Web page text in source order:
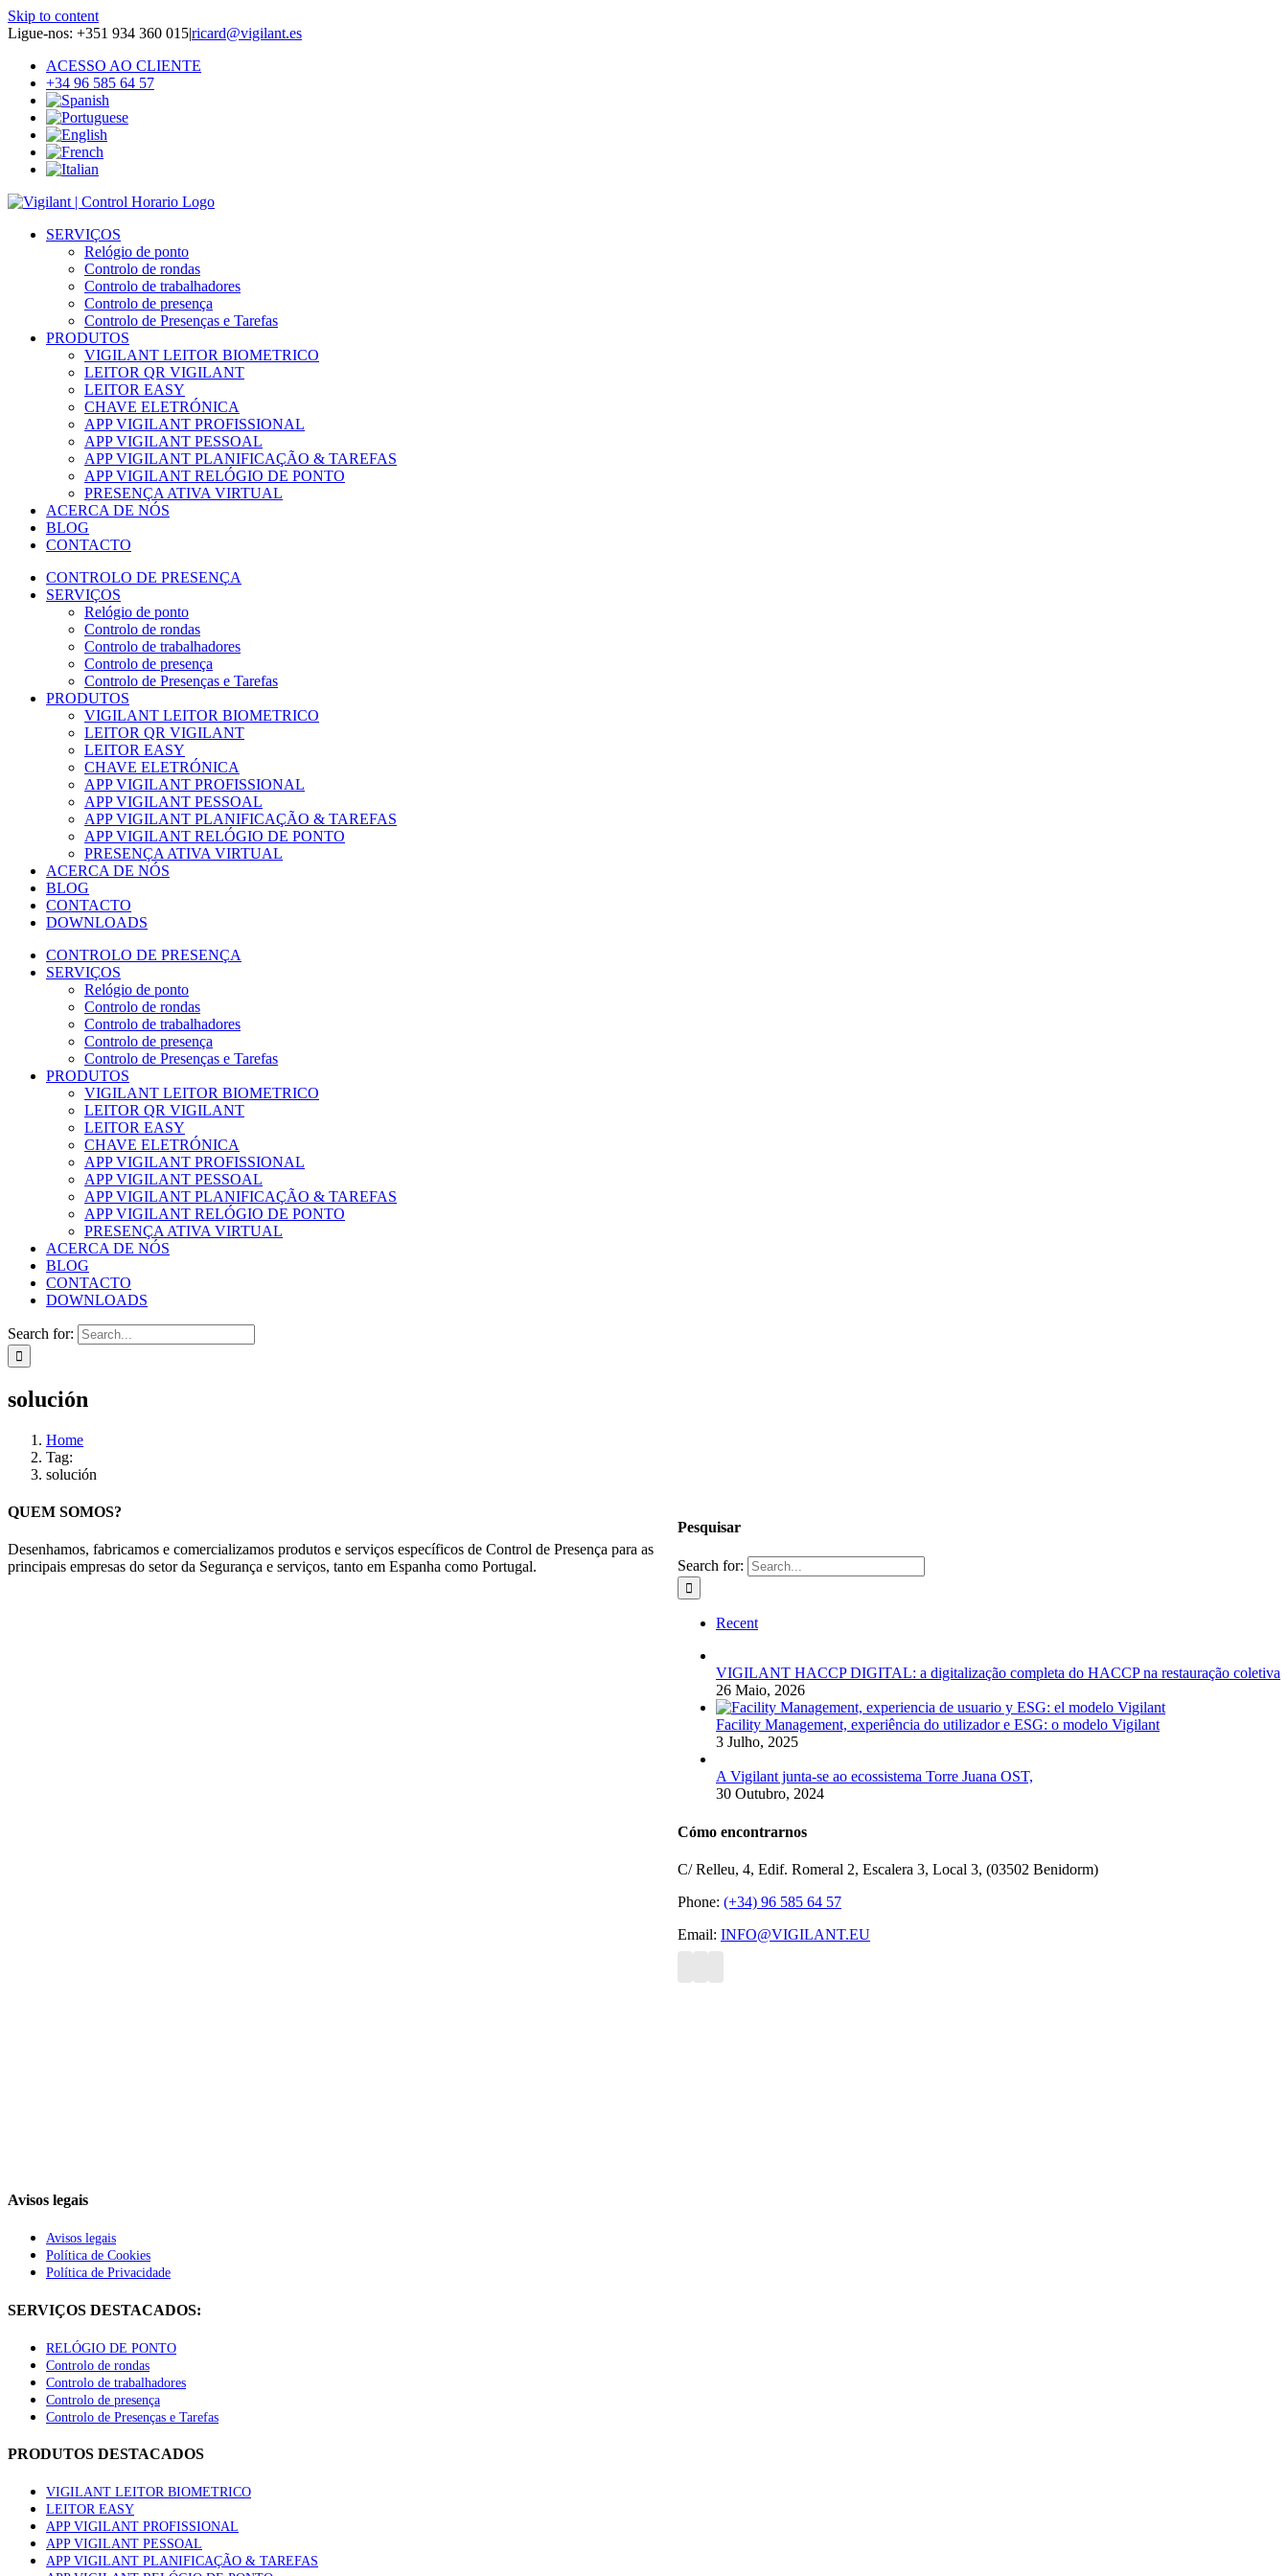
Skip to content
Ligue-nos: +351 934 360 015|ricard@vigilant.es
ACESSO AO CLIENTE
+34 96 585 64 57
SERVIÇOS
Relógio de ponto
Controlo de rondas
Controlo de trabalhadores
Controlo de presença
Controlo de Presenças e Tarefas
PRODUTOS
VIGILANT LEITOR BIOMETRICO
LEITOR QR VIGILANT
LEITOR EASY
CHAVE ELETRÓNICA
APP VIGILANT PROFISSIONAL
APP VIGILANT PESSOAL
APP VIGILANT PLANIFICAÇÃO & TAREFAS
APP VIGILANT RELÓGIO DE PONTO
PRESENÇA ATIVA VIRTUAL
ACERCA DE NÓS
BLOG
CONTACTO
CONTROLO DE PRESENÇA
SERVIÇOS
Relógio de ponto
Controlo de rondas
Controlo de trabalhadores
Controlo de presença
Controlo de Presenças e Tarefas
PRODUTOS
VIGILANT LEITOR BIOMETRICO
LEITOR QR VIGILANT
LEITOR EASY
CHAVE ELETRÓNICA
APP VIGILANT PROFISSIONAL
APP VIGILANT PESSOAL
APP VIGILANT PLANIFICAÇÃO & TAREFAS
APP VIGILANT RELÓGIO DE PONTO
PRESENÇA ATIVA VIRTUAL
ACERCA DE NÓS
BLOG
CONTACTO
DOWNLOADS
CONTROLO DE PRESENÇA
SERVIÇOS
Relógio de ponto
Controlo de rondas
Controlo de trabalhadores
Controlo de presença
Controlo de Presenças e Tarefas
PRODUTOS
VIGILANT LEITOR BIOMETRICO
LEITOR QR VIGILANT
LEITOR EASY
CHAVE ELETRÓNICA
APP VIGILANT PROFISSIONAL
APP VIGILANT PESSOAL
APP VIGILANT PLANIFICAÇÃO & TAREFAS
APP VIGILANT RELÓGIO DE PONTO
PRESENÇA ATIVA VIRTUAL
ACERCA DE NÓS
BLOG
CONTACTO
DOWNLOADS
Search for:
solución
Home
Tag:
solución
Pesquisar
Search for:
Recent
VIGILANT HACCP DIGITAL: a digitalização completa do HACCP na restauração coletiva
26 Maio, 2026
Facility Management, experiência do utilizador e ESG: o modelo Vigilant
3 Julho, 2025
A Vigilant junta-se ao ecossistema Torre Juana OST,
30 Outubro, 2024
Cómo encontrarnos
C/ Relleu, 4, Edif. Romeral 2, Escalera 3, Local 3, (03502 Benidorm)
Phone: (+34) 96 585 64 57
Email: INFO@VIGILANT.EU
QUEM SOMOS?
Desenhamos, fabricamos e comercializamos produtos e serviços específicos de Control de Presença para as
principais empresas do setor da Segurança e serviços, tanto em Espanha como Portugal.
Avisos legais
Avisos legais
Política de Cookies
Política de Privacidade
SERVIÇOS DESTACADOS:
RELÓGIO DE PONTO
Controlo de rondas
Controlo de trabalhadores
Controlo de presença
Controlo de Presenças e Tarefas
PRODUTOS DESTACADOS
VIGILANT LEITOR BIOMETRICO
LEITOR EASY
APP VIGILANT PROFISSIONAL
APP VIGILANT PESSOAL
APP VIGILANT PLANIFICAÇÃO & TAREFAS